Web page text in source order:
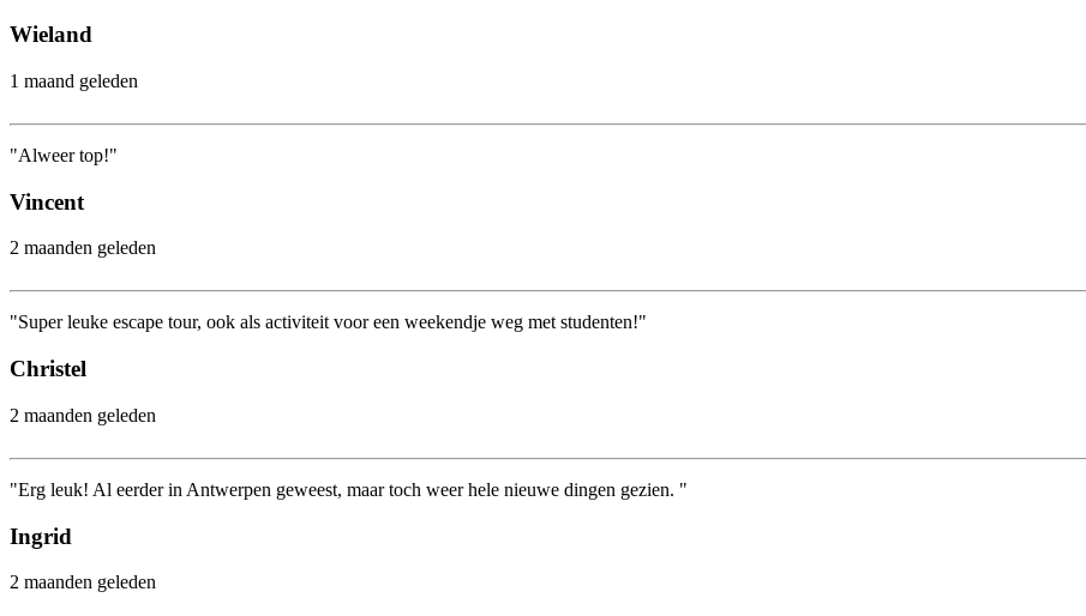
Wieland
1 maand geleden
"Alweer top!"
Vincent
2 maanden geleden
"Super leuke escape tour, ook als activiteit voor een weekendje weg met studenten!"
Christel
2 maanden geleden
"Erg leuk! Al eerder in Antwerpen geweest, maar toch weer hele nieuwe dingen gezien. "
Ingrid
2 maanden geleden